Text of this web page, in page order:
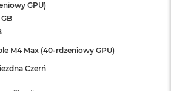
GPU)
GB
M4 Max (40-rdzeniowy GPU)
Czerń